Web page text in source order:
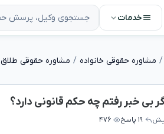
خدمات
مشاوره حقوقی خانواده مشاوره حقوقی طلاق
بی خبر رفتم چه حکم قانونی دارد؟
۱۹ پاسخ ۴۷۶